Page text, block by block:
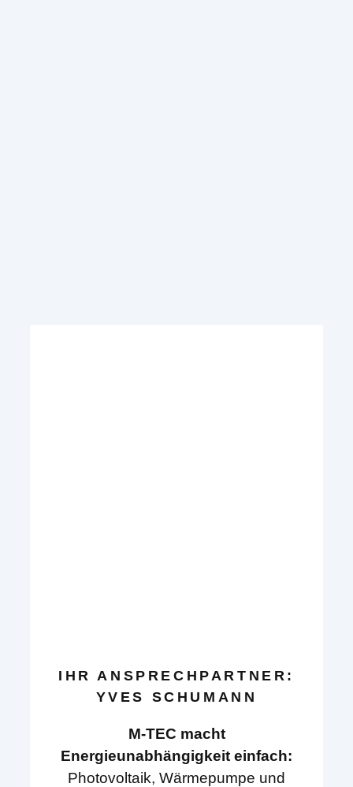
IHR ANSPRECHPARTNER:
YVES SCHUMANN
M-TEC macht
Energieunabhängigkeit einfach:
Photovoltaik, Wärmepumpe und